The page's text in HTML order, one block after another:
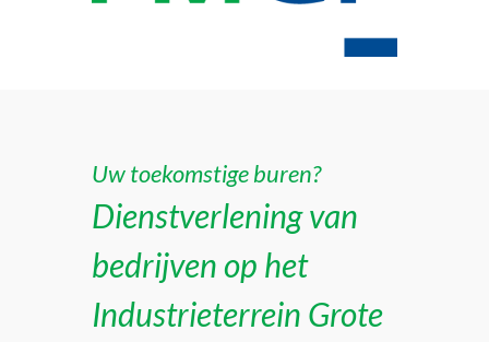
Uw toekomstige buren?
Dienstverlening van
bedrijven op het
Industrieterrein Grote